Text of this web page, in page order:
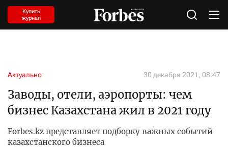
Купить
журнал
Актуально 30 декабря 2021, 08:47
Заводы, отели, аэропорты: чем
бизнес Казахстана жил в 2021 году
Forbes.kz представляет подборку важных событий
казахстанского бизнеса